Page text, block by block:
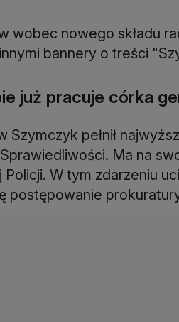
wobec nowego składu
bannery o treści
już pracuje córka
Szymczyk pełnił
Ma na
Policji. W tym zdarzeniu
postępowanie